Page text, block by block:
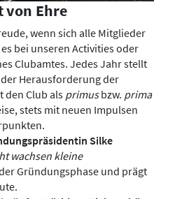
von Ehre
wenn sich alle Mitglieder
bei unseren Activities oder
Clubamtes. Jedes Jahr stellt
Herausforderung der
den Club als primusbzw. prima
stets mit neuen Impulsen
Silke
wachsen kleine
Gründungsphase und prägt